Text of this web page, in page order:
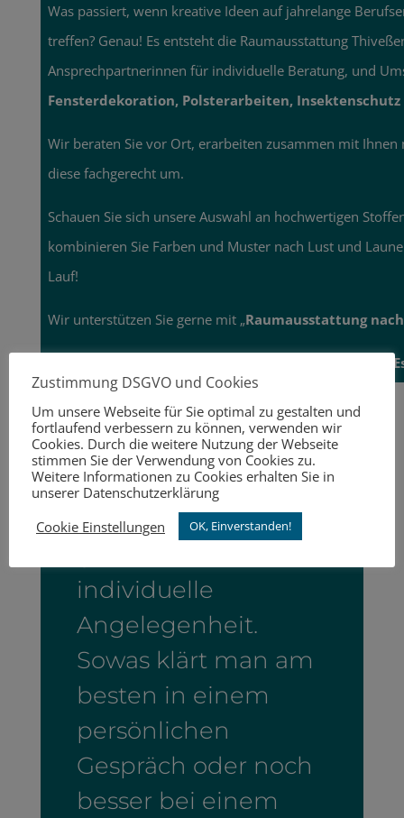
Was passiert, wenn kreative Ideen auf jahrelange
treffen? Genau! Es entsteht die Raumausstattung
Ansprechpartnerinnen für individuelle Beratung, und
Fensterdekoration, Polsterarbeiten,
Wir beraten Sie vor Ort, erarbeiten zusammen mit Ihnen
diese fachgerecht um.
Schauen Sie sich unsere Auswahl an hochwertigen
kombinieren Sie Farben und Muster nach Lust und
Lauf!
Wir unterstützen Sie gerne mit „Raumausstattung
Thiveßen &
Wohnraumgestaltun
individuelle
Angelegenheit.
Sowas klärt man am
besten in einem
persönlichen
Gespräch oder noch
besser bei einem
Zustimmung DSGVO und Cookies
Um unsere Webseite für Sie optimal zu gestalten und
fortlaufend verbessern zu können, verwenden wir
Cookies. Durch die weitere Nutzung der Webseite
stimmen Sie der Verwendung von Cookies zu.
Weitere Informationen zu Cookies erhalten Sie in
unserer Datenschutzerklärung
Cookie Einstellungen
OK, Einverstanden!